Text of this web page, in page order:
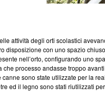
attività degli orti scolastici
disposizione con uno spazio
nell’orto, configurando uno
processo andasse troppo
sono state utilizzate per la
ed il legno sono stati riutilizzati